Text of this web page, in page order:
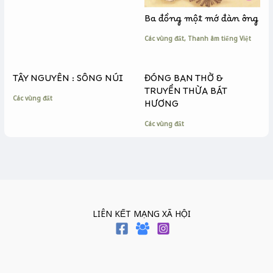
Ba đồng một mớ đàn ông
Các vùng đất, Thanh âm tiếng Việt
TÂY NGUYÊN : SÔNG NÚI
Các vùng đất
ĐÓNG BAN THỜ &
TRUYỀN THỪA BÁT
HƯƠNG
Các vùng đất
LIÊN KẾT MẠNG XÃ HỘI